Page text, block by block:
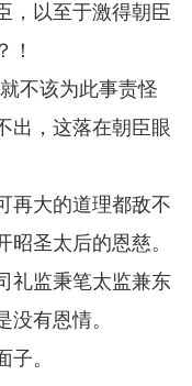
，以至于激得朝臣
！
不该为此事责怪
出，这落在朝臣眼
再大的道理都敌不
圣太后的恩慈。
礼监秉笔太监兼东
有恩情。
。